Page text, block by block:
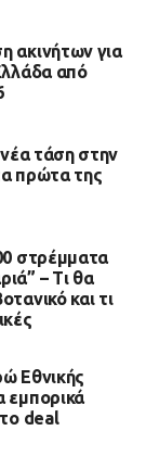
ακινήτων για
από
τάση στην
πρώτα της
στρέμματα
– Τι θα
και τι
Εθνικής
εμπορικά
το deal